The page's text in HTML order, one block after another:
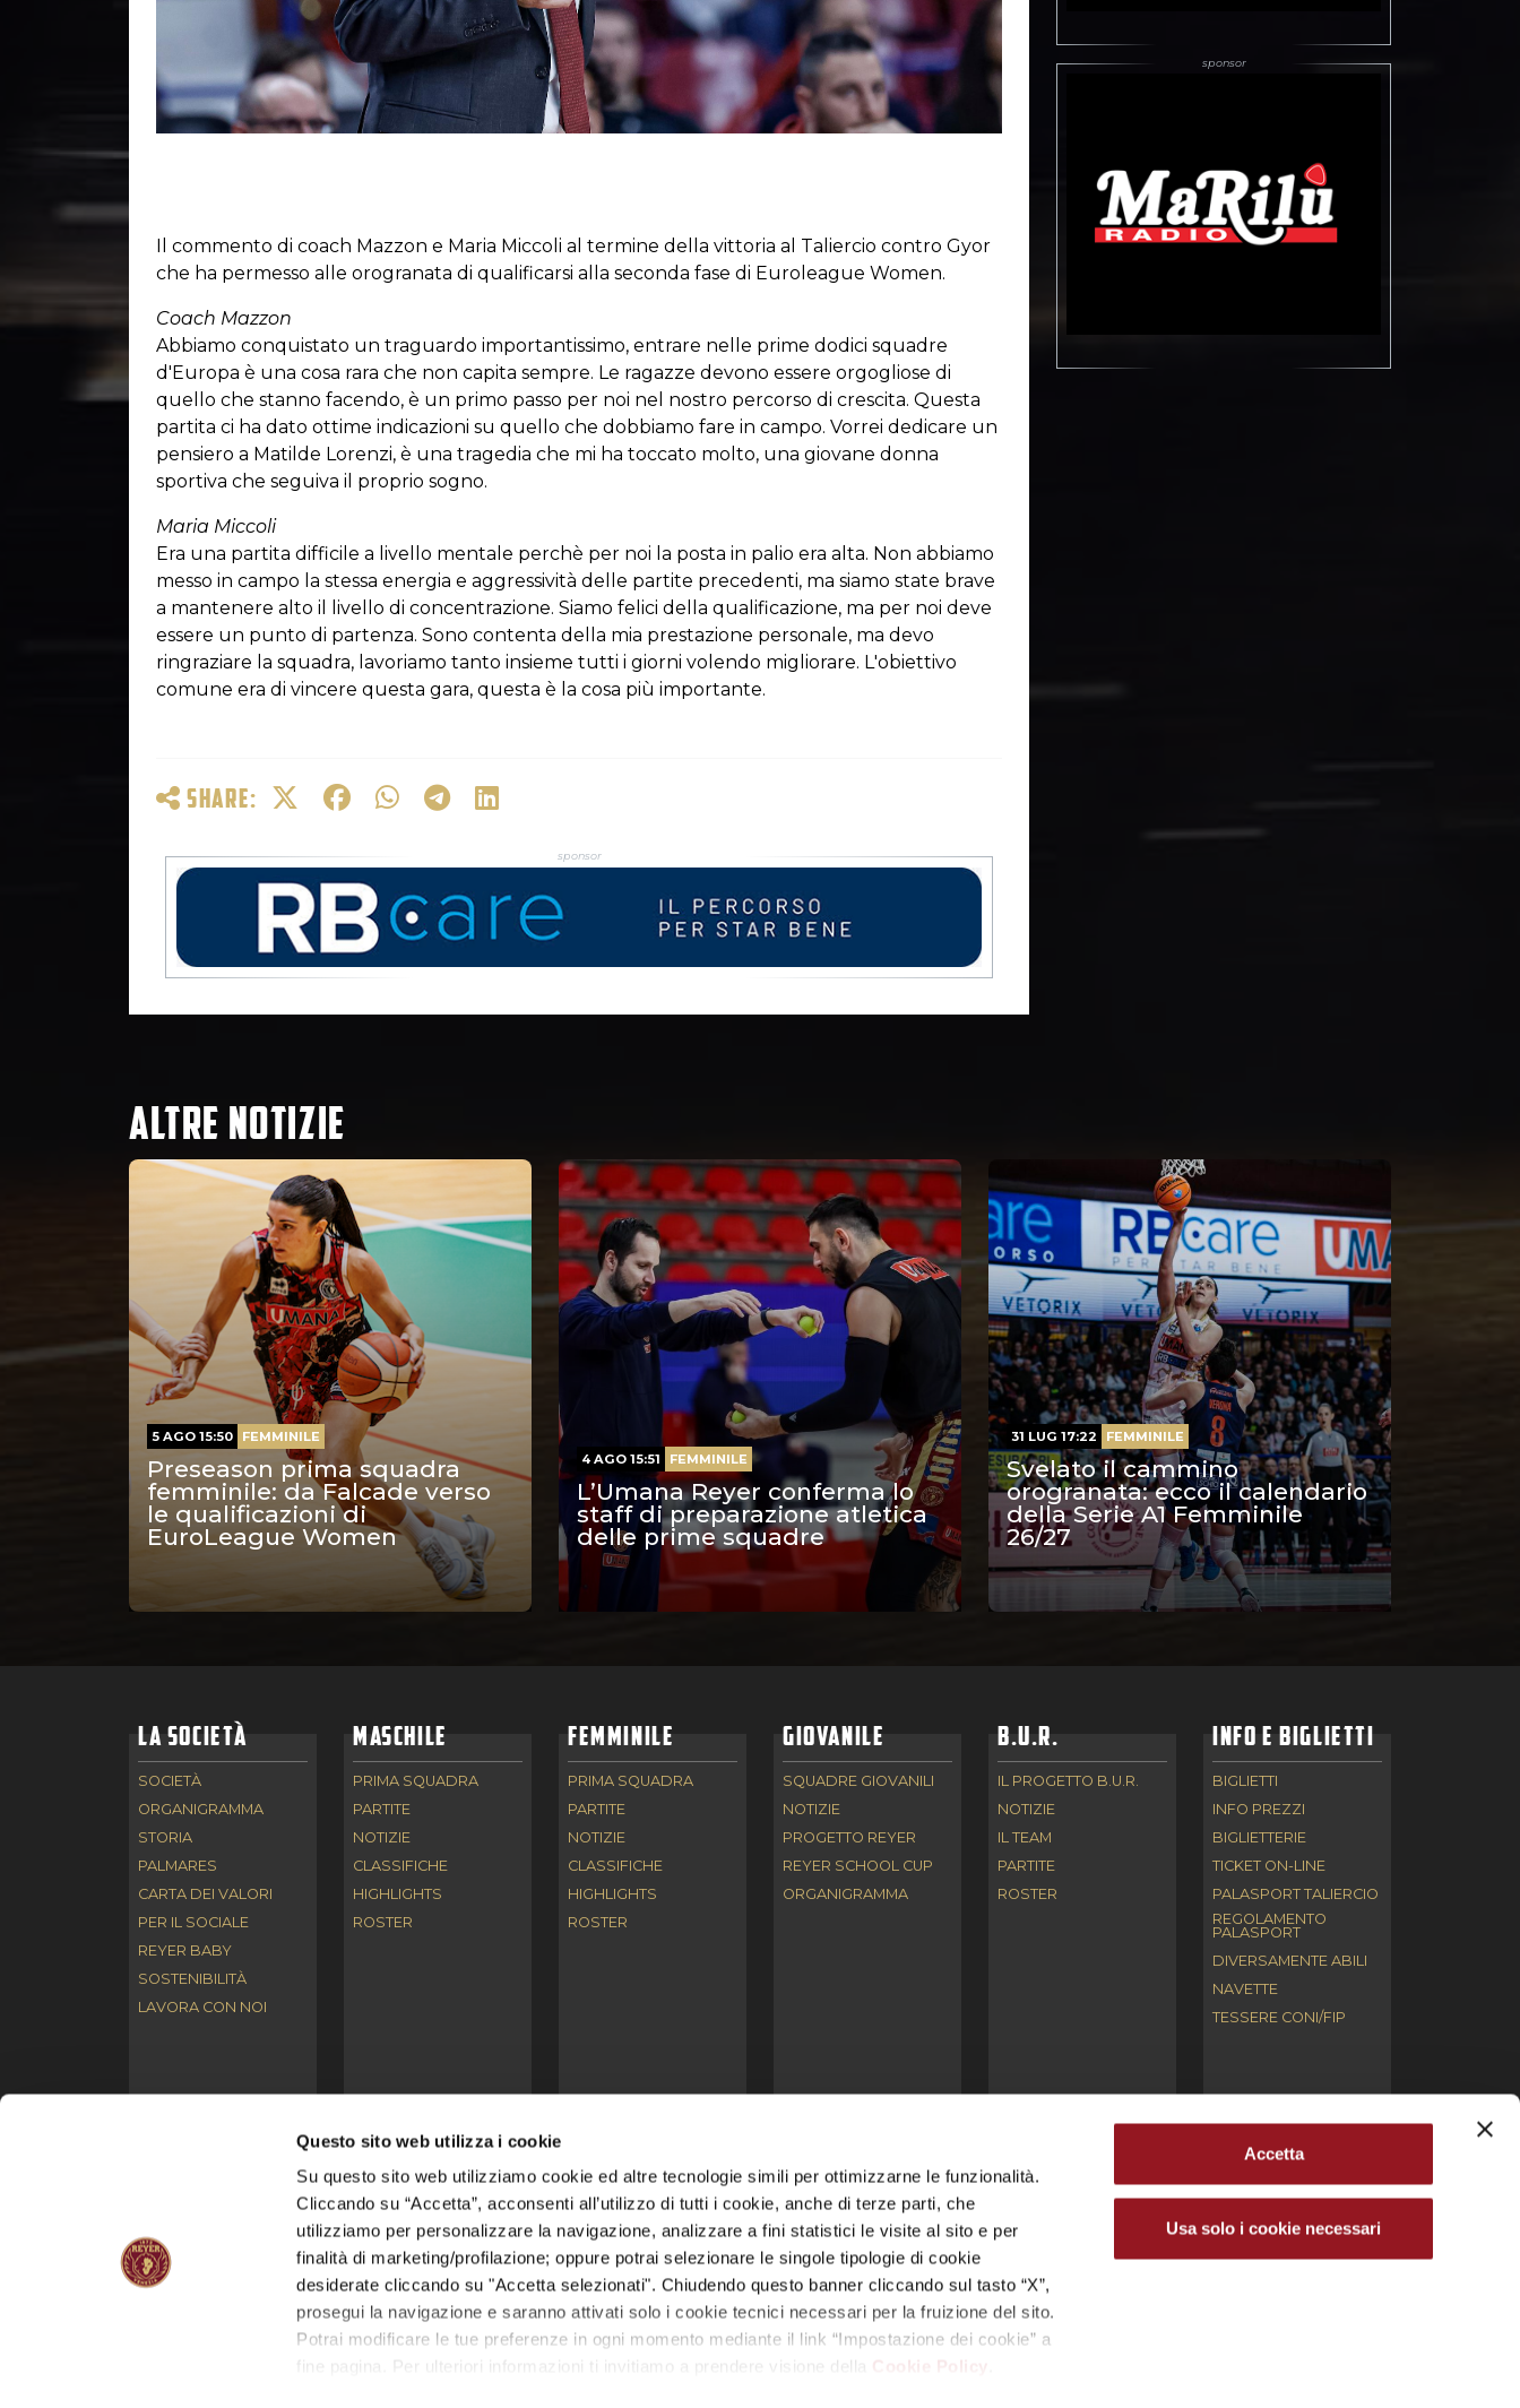
Questo sito web utilizza i cookie
Su questo sito web utilizziamo cookie ed altre tecnologie simili per ottimizzarne le funzionalità.
Cliccando su “Accetta”, acconsenti all’utilizzo di tutti i cookie, anche di terze parti, che
utilizziamo per personalizzare la navigazione, analizzare a fini statistici le visite al sito e per
finalità di marketing/profilazione; oppure potrai selezionare le singole tipologie di cookie
desiderate cliccando su "Accetta selezionati". Chiudendo questo banner cliccando sul tasto “X”,
prosegui la navigazione e saranno attivati solo i cookie tecnici necessari per la fruizione del sito.
Potrai modificare le tue preferenze in ogni momento mediante il link “Impostazione dei cookie” a
fine pagina. Per ulteriori informazioni ti invitiamo a prendere visione della
Cookie Policy
Accetta
Usa solo i cookie necessari
Il commento di coach Mazzon e Maria Miccoli al termine della vittoria al Taliercio contro Gyor
che ha permesso alle orogranata di qualificarsi alla seconda fase di Euroleague Women.
Coach Mazzon
Abbiamo conquistato un traguardo importantissimo, entrare nelle prime dodici squadre
d'Europa è una cosa rara che non capita sempre. Le ragazze devono essere orgogliose di
quello che stanno facendo, è un primo passo per noi nel nostro percorso di crescita. Questa
partita ci ha dato ottime indicazioni su quello che dobbiamo fare in campo. Vorrei dedicare un
pensiero a Matilde Lorenzi, è una tragedia che mi ha toccato molto, una giovane donna
sportiva che seguiva il proprio sogno.
Maria Miccoli
Era una partita difficile a livello mentale perchè per noi la posta in palio era alta. Non abbiamo
messo in campo la stessa energia e aggressività delle partite precedenti, ma siamo state brave
a mantenere alto il livello di concentrazione. Siamo felici della qualificazione, ma per noi deve
essere un punto di partenza. Sono contenta della mia prestazione personale, ma devo
ringraziare la squadra, lavoriamo tanto insieme tutti i giorni volendo migliorare. L'obiettivo
comune era di vincere questa gara, questa è la cosa più importante.
SHARE:
ALTRE NOTIZIE
Preseason prima squadra
femminile: da Falcade verso
le qualificazioni di
EuroLeague Women
5 AGO 15:50 FEMMINILE
L’Umana Reyer conferma lo
staff di preparazione atletica
delle prime squadre
4 AGO 15:51 FEMMINILE
Svelato il cammino
orogranata: ecco il calendario
della Serie A1 Femminile
26/27
31 LUG 17:22 FEMMINILE
LA SOCIETÀ
SOCIETÀ
ORGANIGRAMMA
STORIA
PALMARES
CARTA DEI VALORI
PER IL SOCIALE
REYER BABY
SOSTENIBILITÀ
LAVORA CON NOI
MASCHILE
PRIMA SQUADRA
PARTITE
NOTIZIE
CLASSIFICHE
HIGHLIGHTS
ROSTER
FEMMINILE
PRIMA SQUADRA
PARTITE
NOTIZIE
CLASSIFICHE
HIGHLIGHTS
ROSTER
GIOVANILE
SQUADRE GIOVANILI
NOTIZIE
PROGETTO REYER
REYER SCHOOL CUP
ORGANIGRAMMA
B.U.R.
IL PROGETTO B.U.R.
NOTIZIE
IL TEAM
PARTITE
ROSTER
INFO E BIGLIETTI
BIGLIETTI
INFO PREZZI
BIGLIETTERIE
TICKET ON-LINE
PALASPORT TALIERCIO
REGOLAMENTO
PALASPORT
DIVERSAMENTE ABILI
NAVETTE
TESSERE CONI/FIP
© I contenuti del presente sito web (es. testi, immagini, video, loghi, ecc.) sono di titolarità di Reyer e/o di terzi legittimi titolari. L’utilizzo, la riproduzione, la modifica,
l’alterazione e/o la distribuzione di tali contenuti senza debita autorizzazione costituisce violazione dei diritti di proprietà intellettuale (copyright) e/o industriale.
S.S.D. REYER VENEZIA MESTRE S.p.A.con socio unico | Via Colombara 113, 30176 Marghera – Venezia (VE) | Codice Fiscale 03691660272 – Partita IVA 04681350270 | Iscr.
Reg. Imp. di Venezia n. 03691660272 | Numero REA: VE – 330005 | Capitale sociale: euro 1.000.000,00 interamente versato.
Condizioni d'uso del sito |Privacy |Cookies Policy | Impostazione dei cookie|Trasparenza| Modello Organizzativo 231 S.S.P. REYER VENEZIA MESTRE S.R.L.
Web site by: ATTIVA SPA - VENEZIA - www.attiva.it